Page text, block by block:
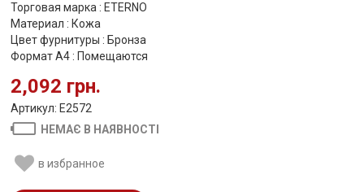
Торговая марка : ETERNO
Материал : Кожа
Цвет фурнитуры : Бронза
Формат А4 : Помещаются
2,092 грн.
Артикул: E2572
НЕМАЄ В НАЯВНОСТІ
в избранное